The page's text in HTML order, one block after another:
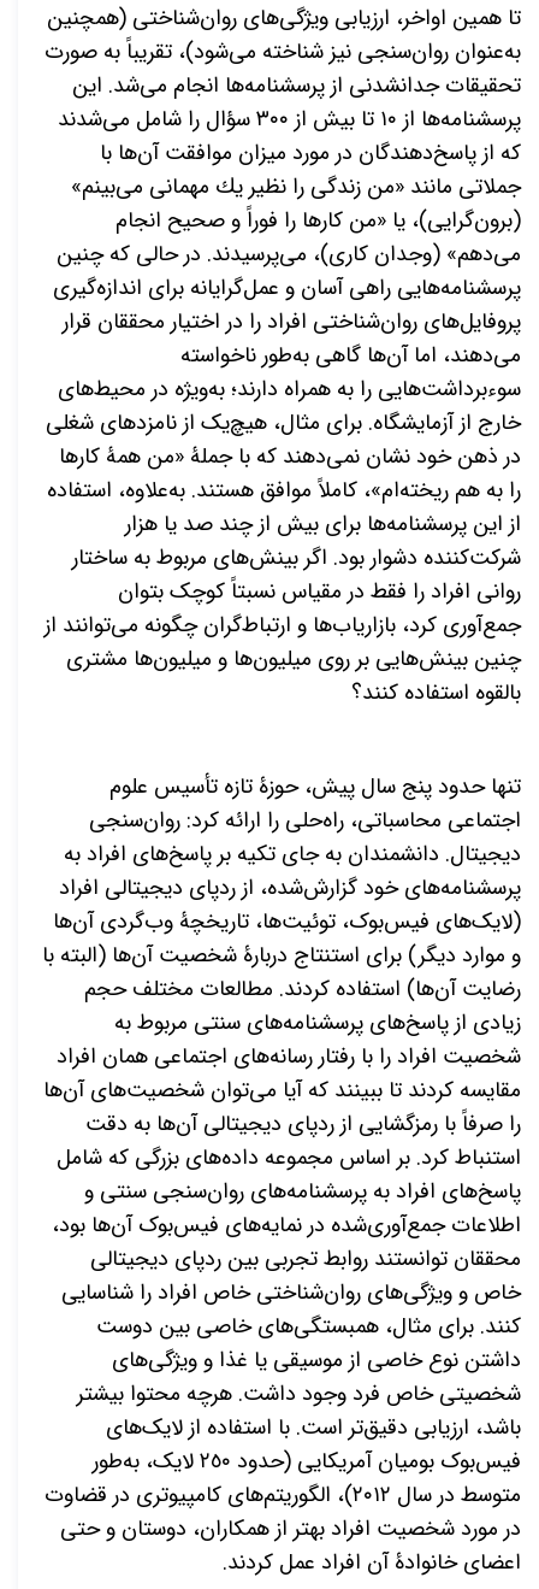
تا همین اواخر، ارزیابی ویژگیهای روان‌شناختی (همچنین
بهعنوان روانسنجی نیز شناخته میشود)، تقریباً به صورت
تحقیقات جدانشدنی از پرسشنامهها انجام میشد. این
پرسشنامهها از ١٠ تا بیش از ٣٠٠ سؤال را شامل می
شدند
كه از پاسخدهندگان در مورد میزان موافقت آنها با
جملاتی مانند «من زندگی را نظیر یك مهمانی میبینم»
(برونگرایی)، یا «من کارها را فوراً و صحیح انجام
میدهم» (وجدان کاری)، میپرسیدند. در حالی که چنین
پرسشنامههایی راهی آسان و عملگرایانه برای اندازهگیری
پروفایلهای روان‌شناختی افراد را در اختیار محققان قرار
میدهند، اما آنها گاهی بهطور ناخواسته
سوءبرداشتهایی را به همراه دارند؛ بهویژه در محیطهای
خارج از آزمایشگاه. برای مثال، هیچیک از نامزدهای شغلی
در ذهن خود نشان نمیدهند که با جملۀ «من همۀ کارها
را به هم ریختهام»، كاملاً موافق هستند. بهعلاوه، استفاده
از این پرسشنامهها برای بیش از چند صد یا هزار
شرکتکننده دشوار بود. اگر بینشهای مربوط به ساختار
روانی افراد را فقط در مقیاس نسبتاً کوچکبتوان
جمعآوری کرد، بازاریابها و ارتباطگران چگونه میتوانند از
چنین بینشهایی بر روی میلیونها و میلیونها مشتری
بالقوه استفاده کنند؟
تنها حدود پنج سال پیش، حوزۀ تازه تأسیس علوم
اجتماعی محاسباتی، راهحلی را ارائه کرد: روانسنجی
دیجیتال. دانشمندان به جای تکیه بر پاسخهای افراد به
پرسشنامههای خود گزارششده، از ردپای دیجیتالی افراد
(لایکهای فیس‌بوک، توئیتها، تاریخچۀ وبگردی آنها
و موارد دیگر) برای استنتاج دربارۀ شخصیت آنها (البته با
رضایت آنها) استفاده کردند. مطالعات مختلف حجم
زیادی از پاسخهای پرسشنامههای سنتی مربوط به
شخصیت افراد را با رفتار رسانههای اجتماعی همان افراد
مقایسه کردند تا ببینند که آیا میتوان شخصیتهای آنها
را صرفاً با رمزگشایی از ردپای دیجیتالی آنها به دقت
استنباط کرد. بر اساس مجموعه دادههای بزرگی که شامل
پاسخهای افراد به پرسشنامههای روانسنجی سنتی و
اطلاعات جمعآوریشده در نمایههای فیس‌بوک آنها بود،
محققان توانستند روابط تجربی بین ردپای دیجیتالی
خاص و ویژگیهای روان‌شناختی خاص افراد را شناسایی
کنند. برای مثال، همبستگیهای خاصی بین دوست
داشتن نوع خاصی از موسیقی یا غذا و ویژگیهای
شخصیتی خاص فرد وجود داشت. هرچه محتوا بیشتر
باشد، ارزیابی دقیقتر است. با استفاده از لایکهای
فیس‌بوک بومیان آمریكایی (حدود ٢٥٠ لایک، به
طور
متوسط در سال ٢٠١٢)، الگوریتم
های کامپیوتری در قضاوت
در مورد شخصیت افراد بهتر از همکاران، دوستان و حتی
اعضای خانوادۀ آن افراد عمل كردند.